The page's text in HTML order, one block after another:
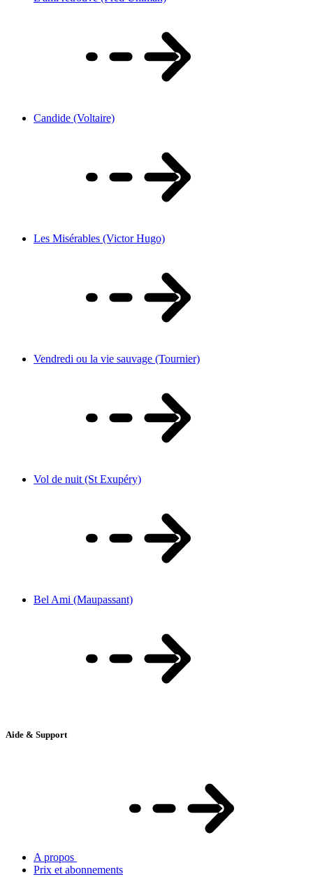
Candide (Voltaire)
Les Misérables (Victor Hugo)
Vendredi ou la vie sauvage (Tournier)
Vol de nuit (St Exupéry)
Bel Ami (Maupassant)
Aide & Support
A propos
Prix et abonnements